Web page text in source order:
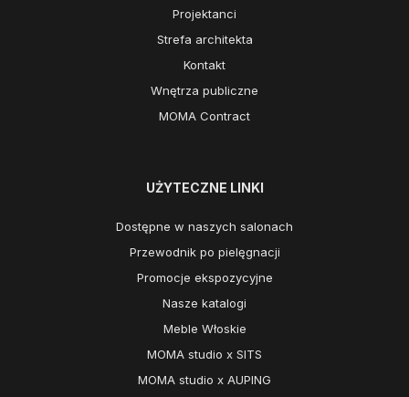
Projektanci
Strefa architekta
Kontakt
Wnętrza publiczne
MOMA Contract
UŻYTECZNE LINKI
Dostępne w naszych salonach
Przewodnik po pielęgnacji
Promocje ekspozycyjne
Nasze katalogi
Meble Włoskie
MOMA studio x SITS
MOMA studio x AUPING